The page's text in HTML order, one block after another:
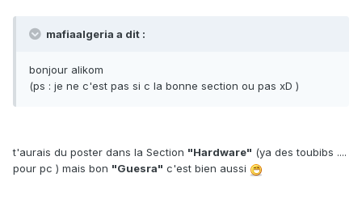
mafiaalgeria a dit :
bonjour alikom
(ps : je ne c'est pas si c la bonne section ou pas xD )
t'aurais du poster dans la Section "Hardware" (ya des toubibs ....
pour pc ) mais bon "Guesra" c'est bien aussi